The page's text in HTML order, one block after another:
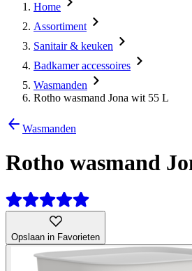
Home
Assortiment
Sanitair & keuken
Badkamer accessoires
Wasmanden
Rotho wasmand Jona wit 55 L
Wasmanden
Rotho wasmand
Opslaan in Favorieten